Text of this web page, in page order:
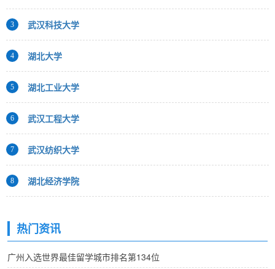
3 武汉科技大学
4 湖北大学
5 湖北工业大学
6 武汉工程大学
7 武汉纺织大学
8 湖北经济学院
热门资讯
广州入选世界最佳留学城市排名第134位